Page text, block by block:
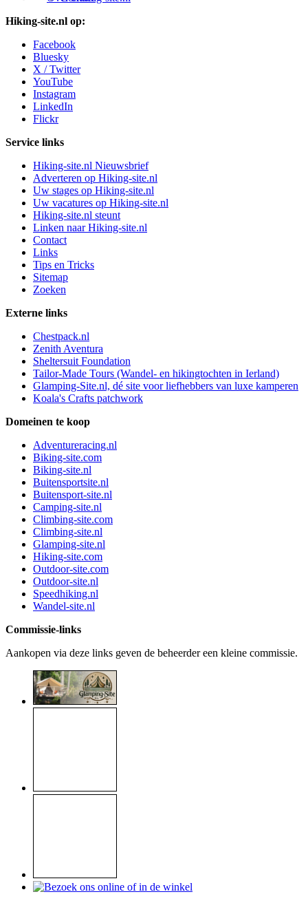
Hiking-site.nl op:
Facebook
Bluesky
X / Twitter
YouTube
Instagram
LinkedIn
Flickr
Service links
Hiking-site.nl Nieuwsbrief
Adverteren op Hiking-site.nl
Uw stages op Hiking-site.nl
Uw vacatures op Hiking-site.nl
Hiking-site.nl steunt
Linken naar Hiking-site.nl
Contact
Links
Tips en Tricks
Sitemap
Zoeken
Externe links
Chestpack.nl
Zenith Aventura
Sheltersuit Foundation
Tailor-Made Tours (Wandel- en hikingtochten in Ierland)
Glamping-Site.nl, dé site voor liefhebbers van luxe kamperen
Koala's Crafts patchwork
Domeinen te koop
Adventureracing.nl
Biking-site.com
Biking-site.nl
Buitensportsite.nl
Buitensport-site.nl
Camping-site.nl
Climbing-site.com
Climbing-site.nl
Glamping-site.nl
Hiking-site.com
Outdoor-site.com
Outdoor-site.nl
Speedhiking.nl
Wandel-site.nl
Commissie-links
Aankopen via deze links geven de beheerder een kleine commissie.